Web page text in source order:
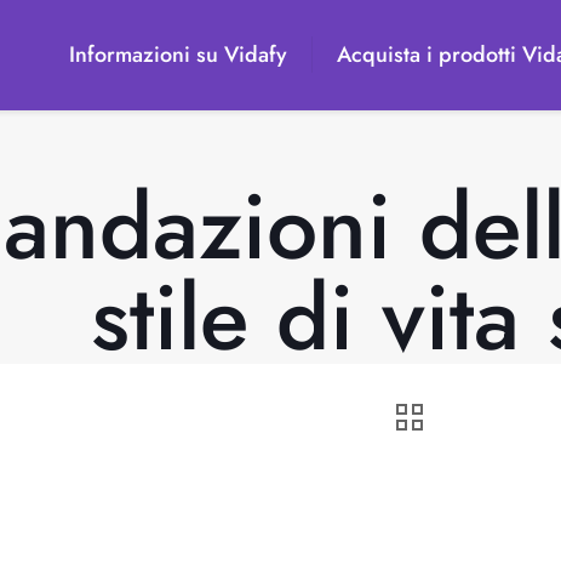
Informazioni su Vidafy Acquista i prodotti
stile di vita